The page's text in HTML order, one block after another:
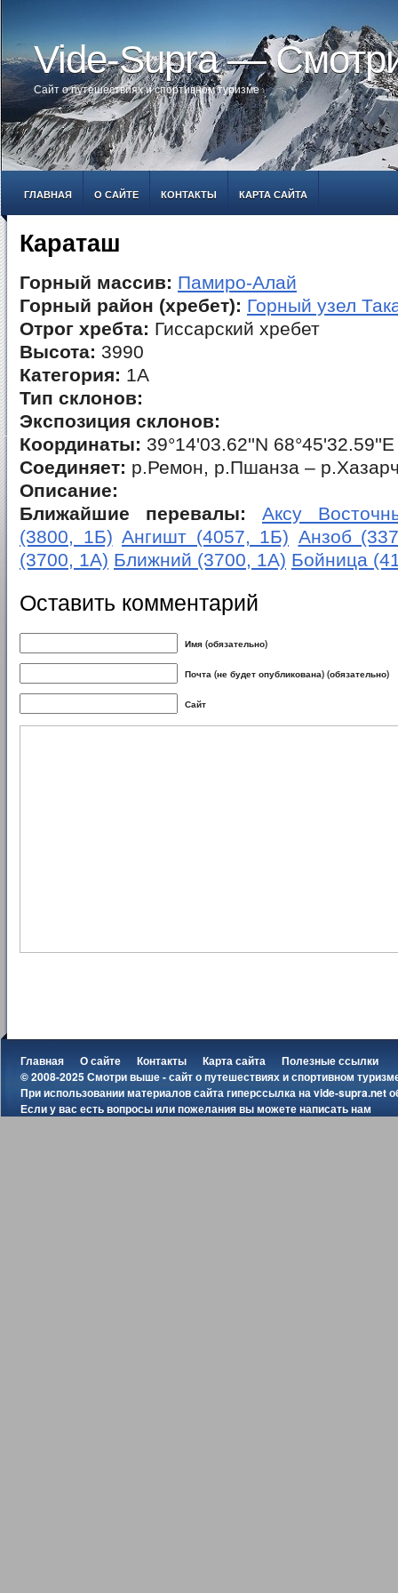
Vide-Supra —
Сайт о путешествиях и спортивном туризме
ГЛАВНАЯ О САЙТЕ КОНТАКТЫ КАРТА САЙТА
Караташ
Горный массив: Памиро-Алай
Горный район (хребет): Горный узел
Отрог хребта: Гиссарский хребет
Высота: 3990
Категория: 1А
Тип склонов:
Экспозиция склонов:
Координаты: 39°14'03.62''N 68°45'32.59''E
Соединяет: р.Ремон, р.Пшанза –
Описание:
Ближайшие перевалы:
Аксу
(3800, 1Б) Ангишт (4057, 1Б) Анзоб
(3700, 1А) Ближний (3700, 1А) Бойница
Оставить комментарий
Имя (обязательно)
Почта (не будет опубликована) (обязательно)
Сайт
Главная О сайте Контакты Карта сайта
Полезные ссылки
© 2008-2025 Смотри выше - сайт о путешествиях и спортивном
При использовании материалов сайта гиперссылка наvide-supra.net
Если у вас есть вопросы или пожелания вы можетенаписать нам